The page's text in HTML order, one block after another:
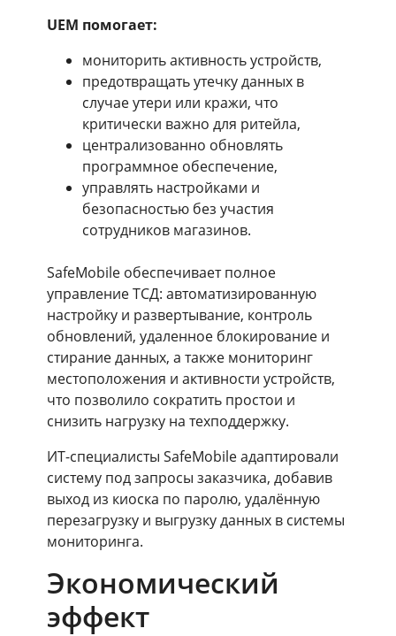
UEM помогает:
мониторить активность устройств,
предотвращать утечку данных в
случае утери или кражи, что
критически важно для ритейла,
централизованно обновлять
программное обеспечение,
управлять настройками и
безопасностью без участия
сотрудников магазинов.
SafeMobile обеспечивает полное
управление ТСД: автоматизированную
настройку и развертывание, контроль
обновлений, удаленное блокирование и
стирание данных, а также мониторинг
местоположения и активности устройств,
что позволило сократить простои и
снизить нагрузку на техподдержку.
ИТ-специалисты SafeMobile адаптировали
систему под запросы заказчика, добавив
выход из киоска по паролю, удалённую
перезагрузку и выгрузку данных в системы
мониторинга.
Экономический
эффект